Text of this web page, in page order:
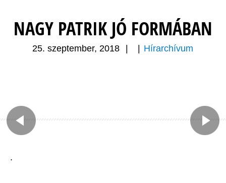
NAGY PATRIK JÓ FORMÁBAN
25. szeptember, 2018 Hírarchívum
.